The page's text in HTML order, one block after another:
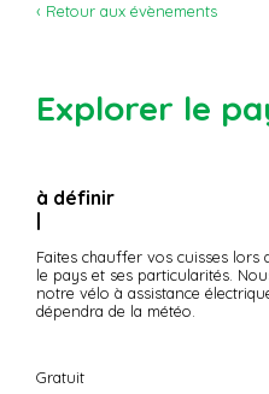
‹ Retour aux évènements
Explorer le
à définir
|
Faites chauffer vos cuisses lors
le pays et ses particularités.
notre vélo à assistance
dépendra de la météo.
Gratuit